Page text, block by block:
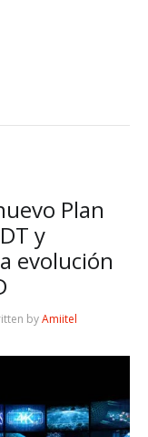
Plan
y
evolución
byAmiitel